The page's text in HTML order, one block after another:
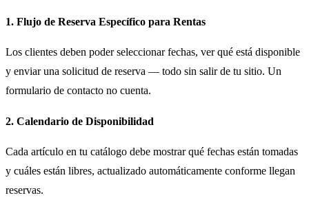
1. Flujo de Reserva Específico para Rentas
Los clientes deben poder seleccionar fechas, ver qué está disponible
y enviar una solicitud de reserva — todo sin salir de tu sitio. Un
formulario de contacto no cuenta.
2. Calendario de Disponibilidad
Cada artículo en tu catálogo debe mostrar qué fechas están tomadas
y cuáles están libres, actualizado automáticamente conforme llegan
reservas.